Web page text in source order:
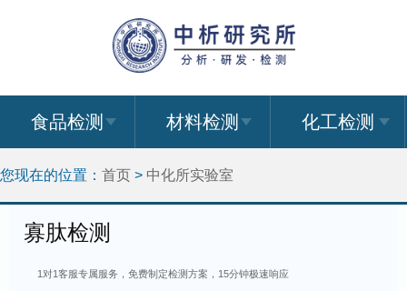
食品检测 材料检测 化工检测
您现在的位置： 首页 > 中化所实验室
寡肽检测
1对1客服专属服务，免费制定检测方案，15分钟极速响应